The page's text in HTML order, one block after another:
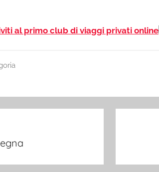
al primo club di viaggi privati online